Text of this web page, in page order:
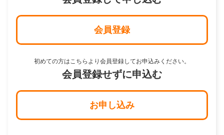
会員登録
初めての方はこちらより会員登録してお申込みください。
会員登録せずに申込む
お申し込み